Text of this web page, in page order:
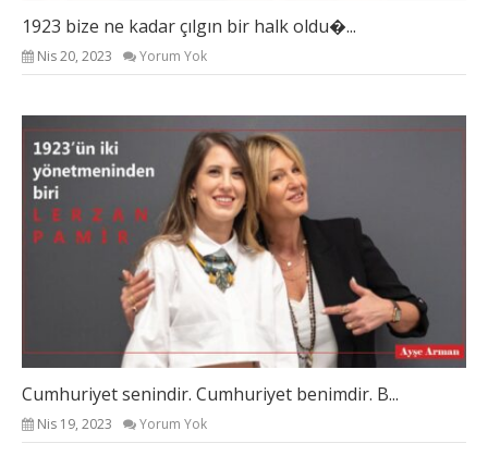
1923 bize ne kadar çılgın bir halk oldu�...
Nis 20, 2023 Yorum Yok
Cumhuriyet senindir. Cumhuriyet benimdir. B...
Nis 19, 2023 Yorum Yok